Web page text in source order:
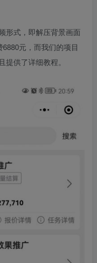
形式，即解压背景画面
元，而我们的项目
供了详细教程。